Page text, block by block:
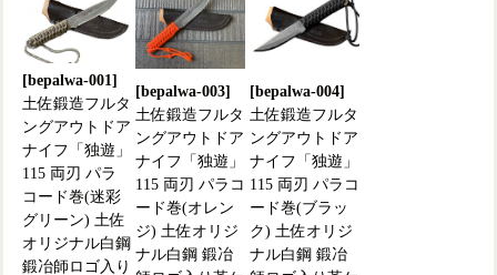
[bepalwa-001]
土佐鍛造フルタ
ングアウトドア
ナイフ「独遊」
115 両刃 パラ
コード巻(迷彩
グリーン) 土佐
オリジナル白鋼
鍛冶師ロゴ入り
[bepalwa-003]
土佐鍛造フルタ
ングアウトドア
ナイフ「独遊」
115 両刃 パラコ
ード巻(オレン
ジ) 土佐オリジ
ナル白鋼 鍛冶
[bepalwa-004]
土佐鍛造フルタ
ングアウトドア
ナイフ「独遊」
115 両刃 パラコ
ード巻(ブラッ
ク) 土佐オリジ
ナル白鋼 鍛冶